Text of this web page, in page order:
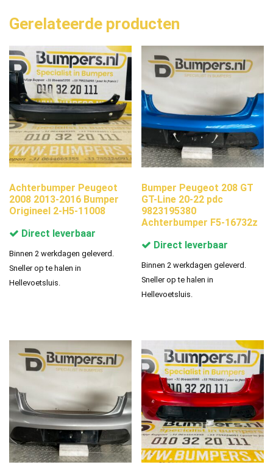
Gerelateerde producten
Achterbumper Peugeot
2008 2013-2016 Bumper
Origineel 2-H5-11008
Direct leverbaar
Binnen 2 werkdagen geleverd.
Sneller op te halen in
Hellevoetsluis.
Bumper Peugeot 208 GT
GT-Line 20-22 pdc
9823195380
Achterbumper F5-16732z
Direct leverbaar
Binnen 2 werkdagen geleverd.
Sneller op te halen in
Hellevoetsluis.